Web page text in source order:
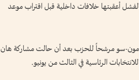
أعقبتها خلافات داخلية قبل اقتراب موعد
سو مرشحاً للحزب بعد أن حالت مشاركة هان
الرئاسية في الثالث من يونيو.